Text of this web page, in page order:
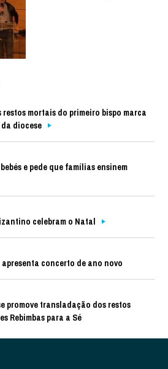
mortais do primeiro bispo marca
diocese
e pede que famílias ensinem
celebram o Natal
concerto de ano novo
promove transladação dos restos
Rebimbas para a Sé